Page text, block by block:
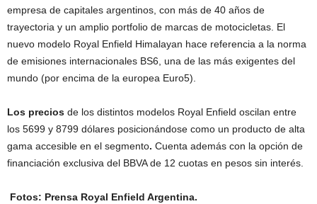
empresa de capitales argentinos, con más de 40 años de
trayectoria y un amplio portfolio de marcas de motocicletas. El
nuevo modelo Royal Enfield Himalayan hace referencia a la norma
de emisiones internacionales BS6, una de las más exigentes del
mundo (por encima de la europea Euro5).
Los precios de los distintos modelos Royal Enfield oscilan entre
los 5699 y 8799 dólares posicionándose como un producto de alta
gama accesible en el segmento. Cuenta además con la opción de
financiación exclusiva del BBVA de 12 cuotas en pesos sin interés.
Fotos: Prensa Royal Enfield Argentina.